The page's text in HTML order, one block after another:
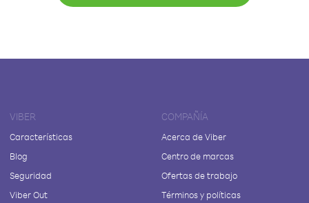
VIBER
Características
Blog
Seguridad
Viber Out
COMPAÑÍA
Acerca de Viber
Centro de marcas
Ofertas de trabajo
Términos y políticas